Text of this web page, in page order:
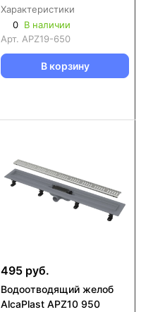
Характеристики
0 В наличии
Арт. APZ19-650
В корзину
495 руб.
Водоотводящий желоб
AlcaPlast APZ10 950